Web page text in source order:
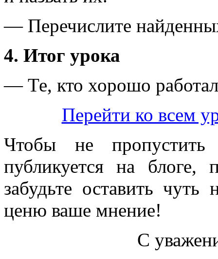
— Перечислите
4. Итог урока
— Те, кто хорошо
Перейти ко всем
Чтобы не
публикуется на блоге,
забудьте оставить
ценю ваше мнение!
С